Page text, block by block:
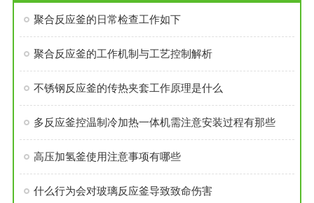
聚合反应釜的日常检查工作如下
聚合反应釜的工作机制与工艺控制解析
不锈钢反应釜的传热夹套工作原理是什么
多反应釜控温制冷加热一体机需注意安装过程有那些
高压加氢釜使用注意事项有哪些
什么行为会对玻璃反应釜导致致命伤害